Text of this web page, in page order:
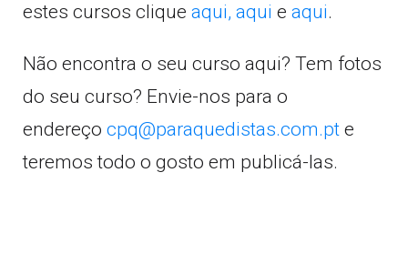
estes cursos clique aqui, aqui e aqui.
Não encontra o seu curso aqui? Tem fotos
do seu curso? Envie-nos para o
endereço cpq@paraquedistas.com.pt e
teremos todo o gosto em publicá-las.